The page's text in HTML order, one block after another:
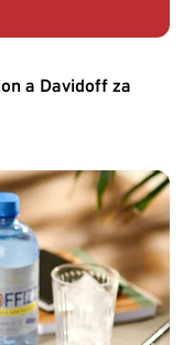
a Davidoff za